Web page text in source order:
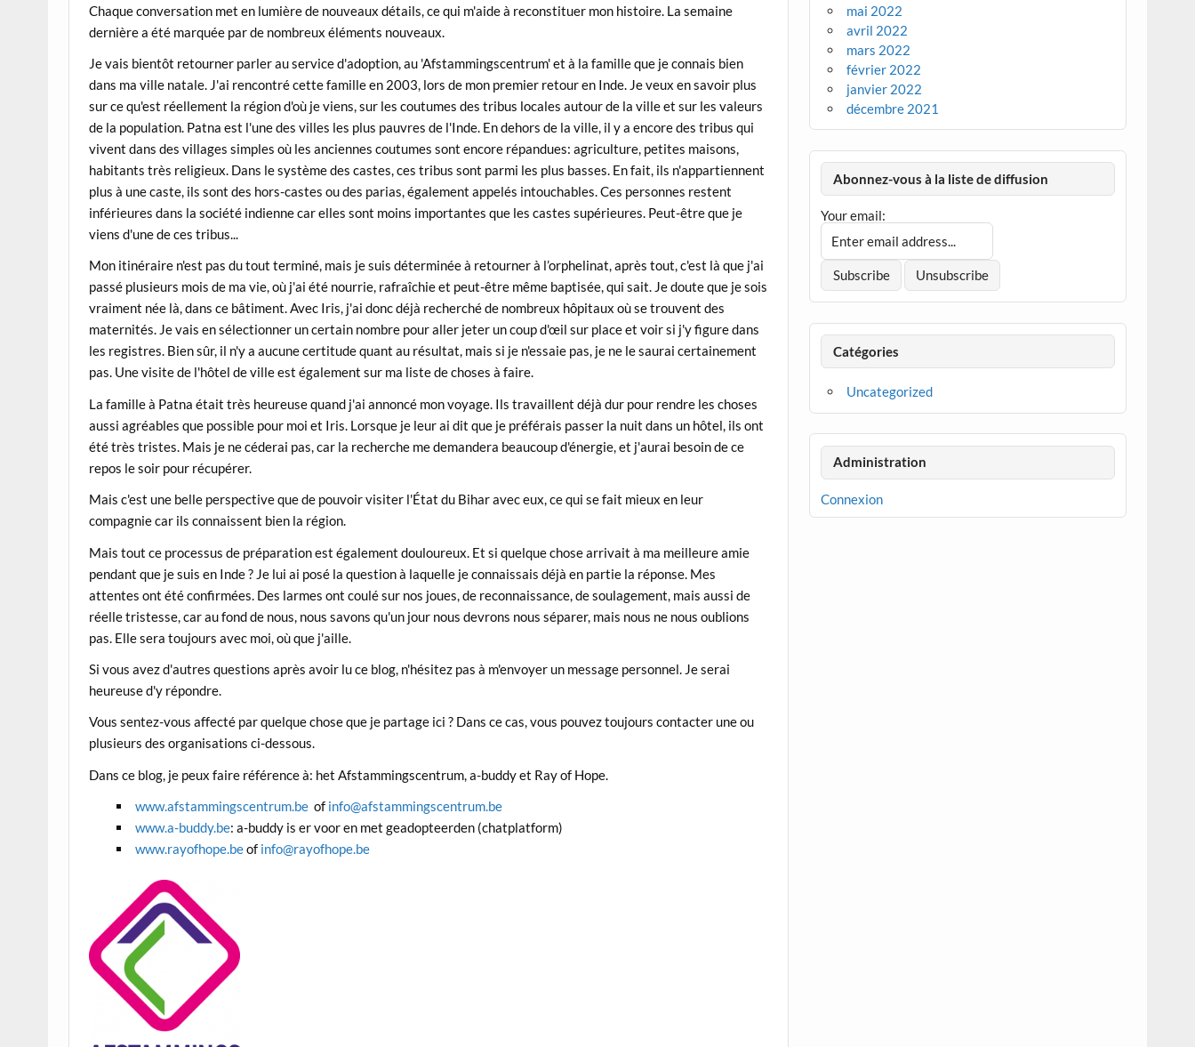
Chaque conversation met en lumière de nouveaux détails, ce qui m'aide à reconstituer mon histoire. La semaine
dernière a été marquée par de nombreux éléments nouveaux.
Je vais bientôt retourner parler au service d'adoption, au 'Afstammingscentrum' et à la famille que je connais bien
dans ma ville natale. J'ai rencontré cette famille en 2003, lors de mon premier retour en Inde. Je veux en savoir plus
sur ce qu'est réellement la région d'où je viens, sur les coutumes des tribus locales autour de la ville et sur les valeurs
de la population. Patna est l'une des villes les plus pauvres de l'Inde. En dehors de la ville, il y a encore des tribus qui
vivent dans des villages simples où les anciennes coutumes sont encore répandues: agriculture, petites maisons,
habitants très religieux. Dans le système des castes, ces tribus sont parmi les plus basses. En fait, ils n'appartiennent
plus à une caste, ils sont des hors-castes ou des parias, également appelés intouchables. Ces personnes restent
inférieures dans la société indienne car elles sont moins importantes que les castes supérieures. Peut-être que je
viens d'une de ces tribus...
Mon itinéraire n'est pas du tout terminé, mais je suis déterminée à retourner à l’orphelinat, après tout, c'est là que j'ai
passé plusieurs mois de ma vie, où j'ai été nourrie, rafraîchie et peut-être même baptisée, qui sait. Je doute que je sois
vraiment née là, dans ce bâtiment. Avec Iris, j'ai donc déjà recherché de nombreux hôpitaux où se trouvent des
maternités. Je vais en sélectionner un certain nombre pour aller jeter un coup d'œil sur place et voir si j'y figure dans
les registres. Bien sûr, il n'y a aucune certitude quant au résultat, mais si je n'essaie pas, je ne le saurai certainement
pas. Une visite de l'hôtel de ville est également sur ma liste de choses à faire.
La famille à Patna était très heureuse quand j'ai annoncé mon voyage. Ils travaillent déjà dur pour rendre les choses
aussi agréables que possible pour moi et Iris. Lorsque je leur ai dit que je préférais passer la nuit dans un hôtel, ils ont
été très tristes. Mais je ne céderai pas, car la recherche me demandera beaucoup d'énergie, et j'aurai besoin de ce
repos le soir pour récupérer.
Mais c'est une belle perspective que de pouvoir visiter l'État du Bihar avec eux, ce qui se fait mieux en leur
compagnie car ils connaissent bien la région.
Mais tout ce processus de préparation est également douloureux. Et si quelque chose arrivait à ma meilleure amie
pendant que je suis en Inde ? Je lui ai posé la question à laquelle je connaissais déjà en partie la réponse. Mes
attentes ont été confirmées. Des larmes ont coulé sur nos joues, de reconnaissance, de soulagement, mais aussi de
réelle tristesse, car au fond de nous, nous savons qu'un jour nous devrons nous séparer, mais nous ne nous oublions
pas. Elle sera toujours avec moi, où que j'aille.
Si vous avez d'autres questions après avoir lu ce blog, n'hésitez pas à m'envoyer un message personnel. Je serai
heureuse d'y répondre.
Vous sentez-vous affecté par quelque chose que je partage ici ? Dans ce cas, vous pouvez toujours contacter une ou
plusieurs des organisations ci-dessous.
Dans ce blog, je peux faire référence à: het Afstammingscentrum, a-buddy et Ray of Hope.
www.afstammingscentrum.beof info@afstammingscentrum.be
www.a-buddy.be: a-buddy is er voor en met geadopteerden (chatplatform)
www.rayofhope.beof info@rayofhope.be
mai 2022
avril 2022
mars 2022
février 2022
janvier 2022
décembre 2021
Abonnez-vous à la liste de diffusion
Your email:
Catégories
Uncategorized
Administration
Connexion